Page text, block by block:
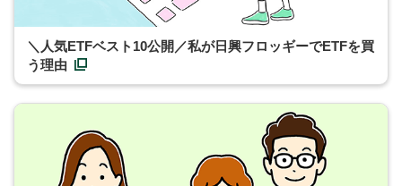
＼人気ETFベスト10公開／私が日興フロッギーでETFを買
う理由